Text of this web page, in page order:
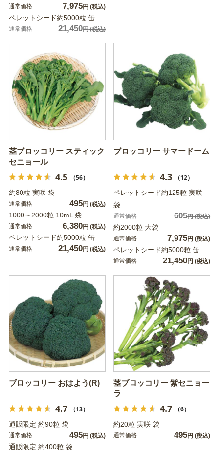
通常価格 7,975円 (税込)
ペレットシード約5000粒 缶
通常価格 21,450円(税込)
茎ブロッコリー スティック
セニョール
4.5 （56）
約80粒 実咲 袋
通常価格 495円 (税込)
1000～2000粒 10mL 袋
通常価格 6,380円 (税込)
ペレットシード約5000粒 缶
通常価格 21,450円 (税込)
ブロッコリー サマードーム
4.3 （12）
ペレットシード約125粒 実咲
袋
通常価格 605円(税込)
約2000粒 大袋
通常価格 7,975円 (税込)
ペレットシード約5000粒 缶
通常価格 21,450円 (税込)
ブロッコリー おはよう(R)
4.7 （13）
通販限定 約90粒 袋
通常価格 495円 (税込)
通販限定 約400粒 袋
茎ブロッコリー 紫セニョー
ラ
4.7 （6）
約20粒 実咲 袋
通常価格 495円 (税込)